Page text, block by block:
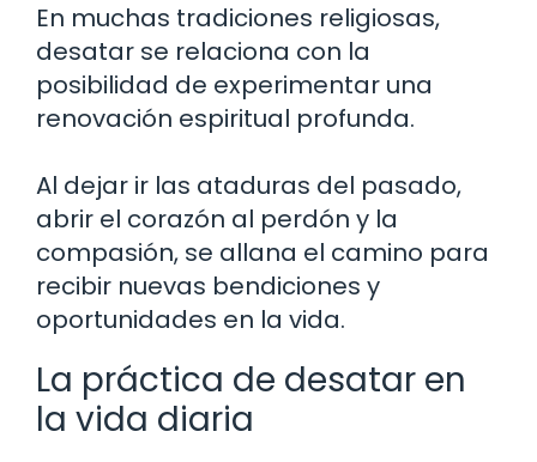
En muchas tradiciones religiosas,
desatar se relaciona con la
posibilidad de experimentar una
renovación espiritual profunda.
Al dejar ir las ataduras del pasado,
abrir el corazón al perdón y la
compasión, se allana el camino para
recibir nuevas bendiciones y
oportunidades en la vida.
La práctica de desatar en
la vida diaria